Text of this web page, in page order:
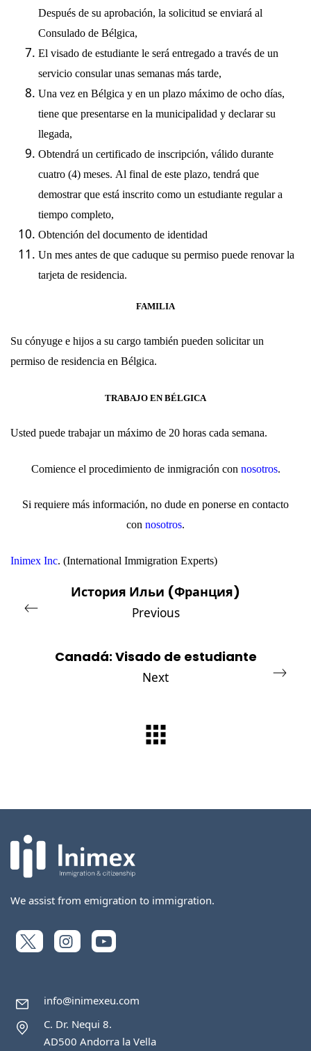
Después de su aprobación, la solicitud se enviará al
Consulado de Bélgica,
El visado de estudiante le será entregado a través de un
servicio consular unas semanas más tarde,
Una vez en Bélgica y en un plazo máximo de ocho días,
tiene que presentarse en la municipalidad y declarar su
llegada,
Obtendrá un certificado de inscripción, válido durante
cuatro (4) meses. Al final de este plazo, tendrá que
demostrar que está inscrito como un estudiante regular a
tiempo completo,
Obtención del documento de identidad
Un mes antes de que caduque su permiso puede renovar la
tarjeta de residencia.
FAMILIA
Su cónyuge e hijos a su cargo también pueden solicitar un
permiso de residencia en Bélgica.
TRABAJO EN BÉLGICA
Usted puede trabajar un máximo de 20 horas cada semana.
Comience el procedimiento de inmigración con nosotros.
Si requiere más información, no dude en ponerse en contacto
con nosotros.
Inimex Inc. (International Immigration Experts)
История Ильи (Франция)
Previous
Canadá: Visado de estudiante
Next
We assist from emigration to immigration.
info@inimexeu.com
C. Dr. Nequi 8.
AD500 Andorra la Vella